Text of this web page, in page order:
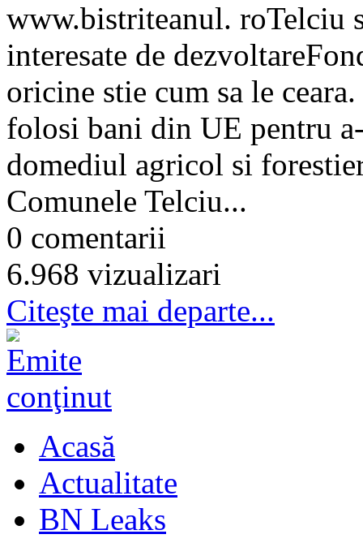
www.bistriteanul. roTelciu
interesate de
oricine stie cum sa le
folosi bani din UE pentru
domediul agricol si
Comunele Telciu...
0 comentarii
6.968 vizualizari
Citeşte mai departe...
Acasă
Actualitate
BN Leaks